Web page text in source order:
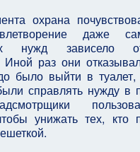
охрана
даже
нужд зависело
Иной раз они
было выйти в
справлять нужду в
унижать тех, кто